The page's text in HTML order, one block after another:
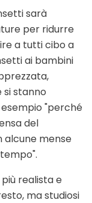
sarà
per ridurre
a tutti cibo a
ai bambini
stanno
"perché
del
alcune mense
realista e
ma studiosi